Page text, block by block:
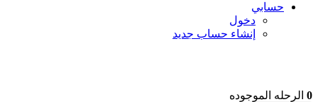
حسابي
دخول
إنشاء حساب جديد
0 الرحله الموجوده